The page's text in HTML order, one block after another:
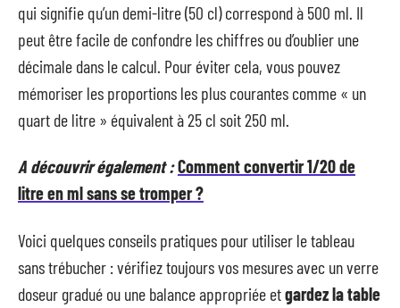
qui signifie qu’un demi-litre (50 cl) correspond à 500 ml. Il
peut être facile de confondre les chiffres ou d’oublier une
décimale dans le calcul. Pour éviter cela, vous pouvez
mémoriser les proportions les plus courantes comme « un
quart de litre » équivalent à 25 cl soit 250 ml.
A découvrir également :Comment convertir 1/20 de
litre en ml sans se tromper ?
Voici quelques conseils pratiques pour utiliser le tableau
sans trébucher : vérifiez toujours vos mesures avec un verre
doseur gradué ou une balance appropriée etgardez la table